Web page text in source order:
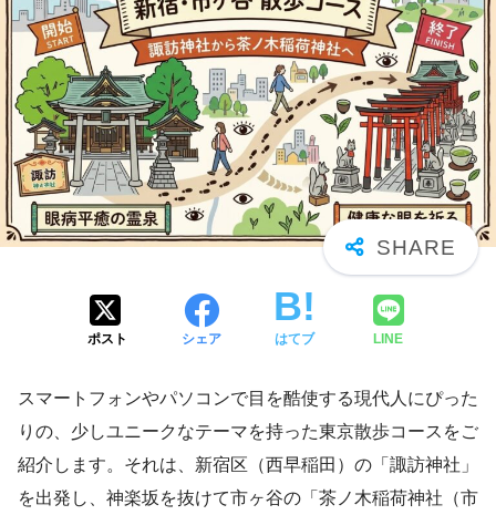
ポスト シェア はてブ LINE
スマートフォンやパソコンで目を酷使する現代人にぴった
りの、少しユニークなテーマを持った東京散歩コースをご
紹介します。それは、新宿区（西早稲田）の「諏訪神社」
を出発し、神楽坂を抜けて市ヶ谷の「茶ノ木稲荷神社（市